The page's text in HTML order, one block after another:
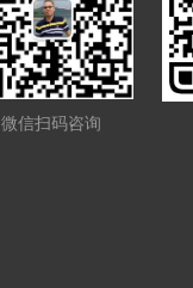
微信扫码咨询